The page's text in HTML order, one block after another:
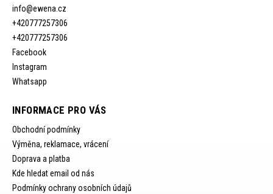
info@ewena.cz
+420777257306
+420777257306
Facebook
Instagram
Whatsapp
INFORMACE PRO VÁS
Obchodní podmínky
Výměna, reklamace, vrácení
Doprava a platba
Kde hledat email od nás
Podmínky ochrany osobních údajů